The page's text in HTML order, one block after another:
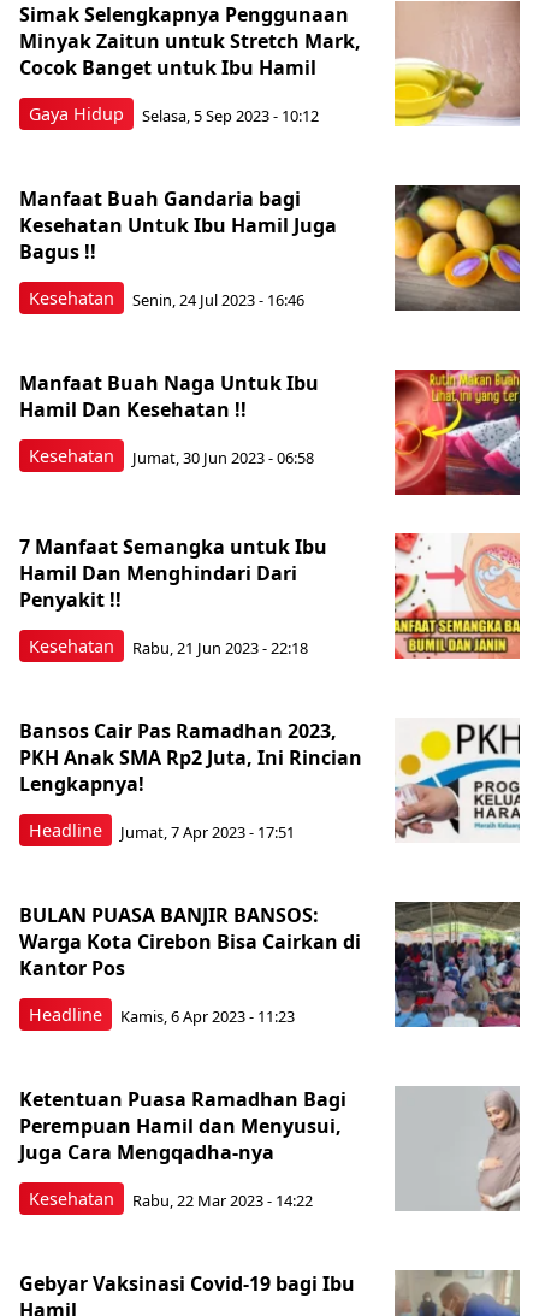
Gaya Hidup
Simak Selengkapnya Penggunaan
Minyak Zaitun untuk Stretch Mark,
Cocok Banget untuk Ibu Hamil
Selasa, 5 Sep 2023 - 10:12
Kesehatan
Manfaat Buah Gandaria bagi
Kesehatan Untuk Ibu Hamil Juga
Bagus !!
Senin, 24 Jul 2023 - 16:46
Kesehatan
Manfaat Buah Naga Untuk Ibu
Hamil Dan Kesehatan !!
Jumat, 30 Jun 2023 - 06:58
Kesehatan
7 Manfaat Semangka untuk Ibu
Hamil Dan Menghindari Dari
Penyakit !!
Rabu, 21 Jun 2023 - 22:18
Headline
Bansos Cair Pas Ramadhan 2023,
PKH Anak SMA Rp2 Juta, Ini Rincian
Lengkapnya!
Jumat, 7 Apr 2023 - 17:51
Headline
BULAN PUASA BANJIR BANSOS:
Warga Kota Cirebon Bisa Cairkan di
Kantor Pos
Kamis, 6 Apr 2023 - 11:23
Kesehatan
Ketentuan Puasa Ramadhan Bagi
Perempuan Hamil dan Menyusui,
Juga Cara Mengqadha-nya
Rabu, 22 Mar 2023 - 14:22
Gebyar Vaksinasi Covid-19 bagi Ibu
Hamil